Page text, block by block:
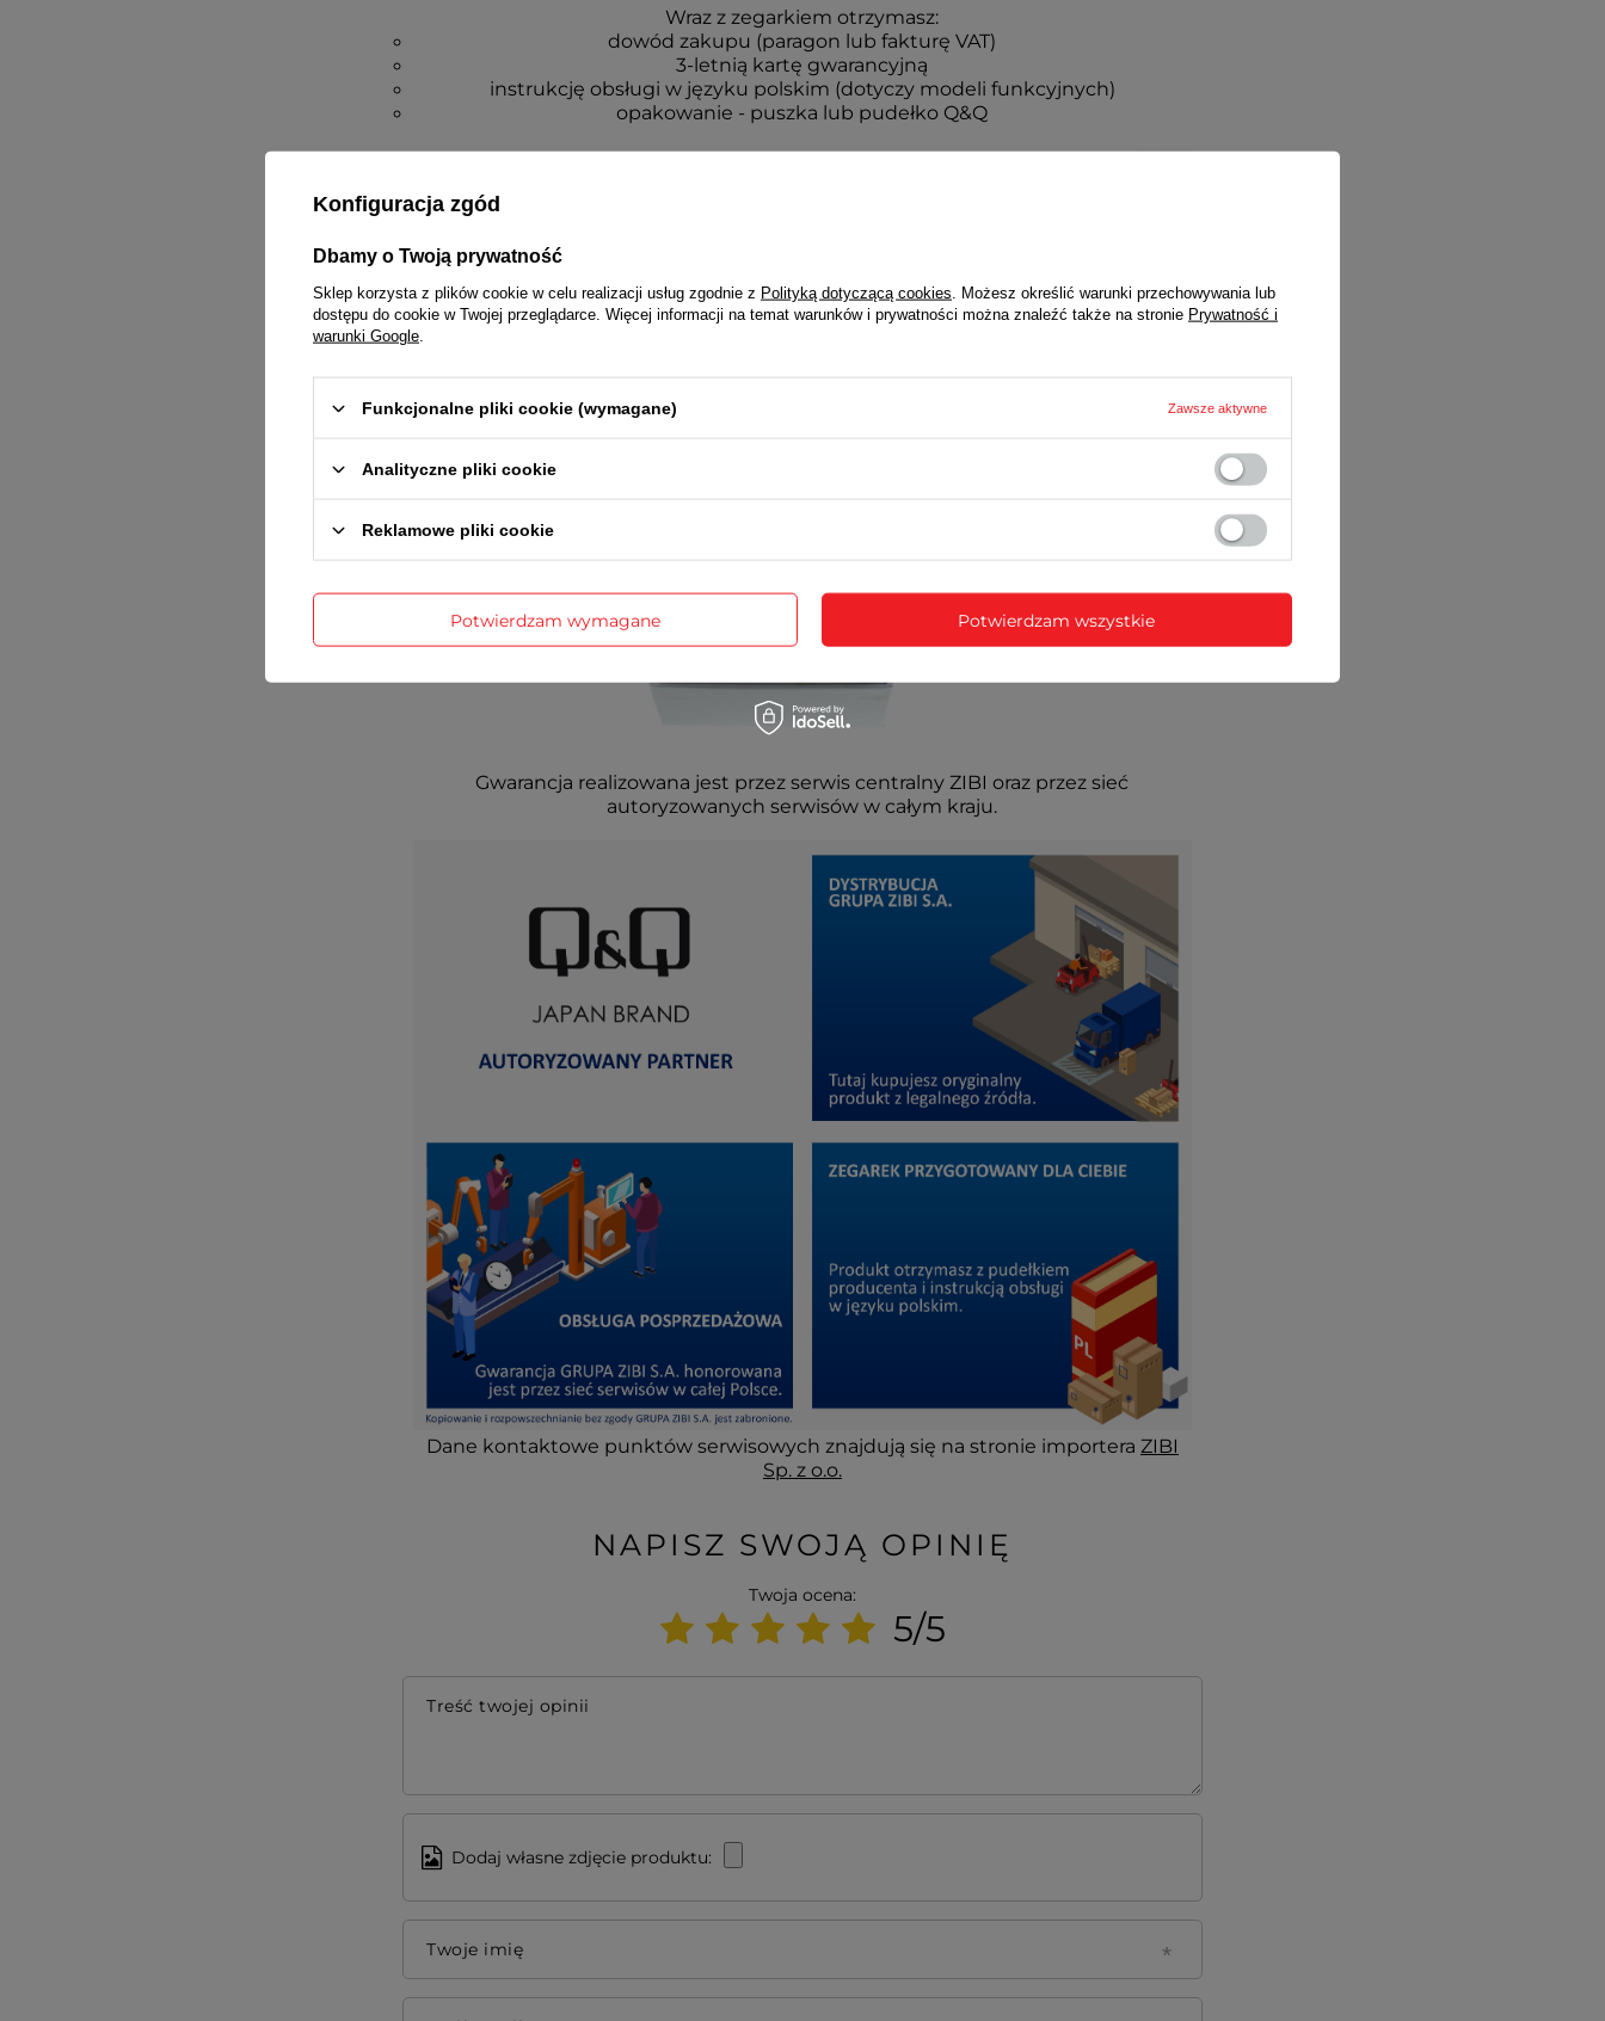
Wraz z zegarkiem otrzymasz:
dowód zakupu (paragon lub fakturę VAT)
3-letnią kartę gwarancyjną
instrukcję obsługi w języku polskim (dotyczy modeli funkcyjnych)
opakowanie - puszka lub pudełko Q&Q
Gwarancja realizowana jest przez serwis centralny ZIBI oraz przez sieć
autoryzowanych serwisów w całym kraju.
Dane kontaktowe punktów serwisowych znajdują się na stronie importera ZIBI
Sp. z o.o.
NAPISZ SWOJĄ OPINIĘ
Twoja ocena:
5/5
Treść twojej opinii
Dodaj własne zdjęcie produktu:
Twoje imię
Konfiguracja zgód
Dbamy o Twoją prywatność
Sklep korzysta z plików cookie w celu realizacji usług zgodnie z Polityką dotyczącą cookies . Możesz określić warunki przechowywania lub
dostępu do cookie w Twojej przeglądarce. Więcej informacji na temat warunków i prywatności można znaleźć także na stronie Prywatność i
warunki Google
Funkcjonalne pliki cookie (wymagane) Zawsze aktywne
Analityczne pliki cookie
Reklamowe pliki cookie
Potwierdzam wymagane Potwierdzam wszystkie